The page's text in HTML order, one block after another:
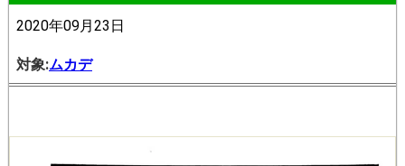
2020年09月23日
対象:ムカデ